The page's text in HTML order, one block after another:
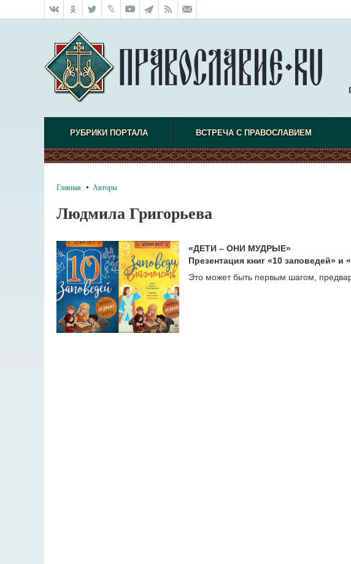
РУБРИКИ ПОРТАЛА ВСТРЕЧА С ПРАВОСЛАВИЕМ
Главная Авторы
Людмила Григорьева
«ДЕТИ – ОНИ МУДРЫЕ»
Презентация книг «10 заповедей» и
Это может быть первым шагом,